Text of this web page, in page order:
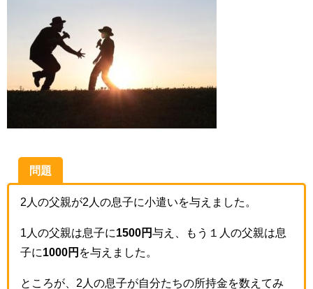
問題
2人の父親が2人の息子に小遣いを与えました。
1人の父親は息子に1500円与え、もう１人の父親は息
子に1000円 を与えました。
ところが、2人の息子が自分たちの所持金を数えてみ